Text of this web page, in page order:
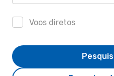
Voos diretos